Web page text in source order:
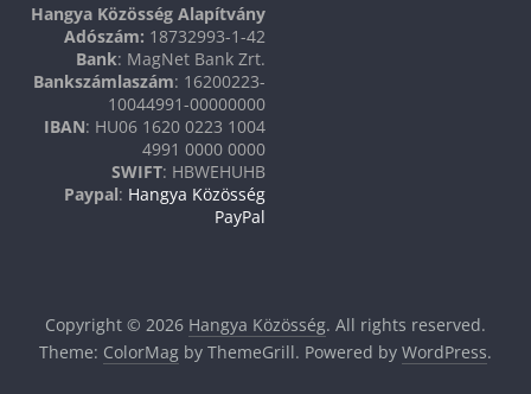
Hangya Közösség Alapítvány
Adószám: 18732993-1-42
Bank: MagNet Bank Zrt.
Bankszámlaszám: 16200223-
10044991-00000000
IBAN: HU06 1620 0223 1004
4991 0000 0000
SWIFT: HBWEHUHB
Paypal: Hangya Közösség
PayPal
Copyright © 2026 Hangya Közösség. All rights reserved.
Theme: ColorMagby ThemeGrill. Powered by WordPress.